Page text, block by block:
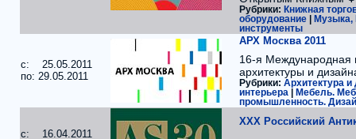
Рубрики: Книжная
оборудование|
инструменты
c: 25.05.2011
по: 29.05.2011
АРХ Москва 2011
16-я Международная
архитектуры и
Рубрики: Архитектура и
интерьера
Мебель.
промышленность.
c: 16.04.2011
XXX Российский